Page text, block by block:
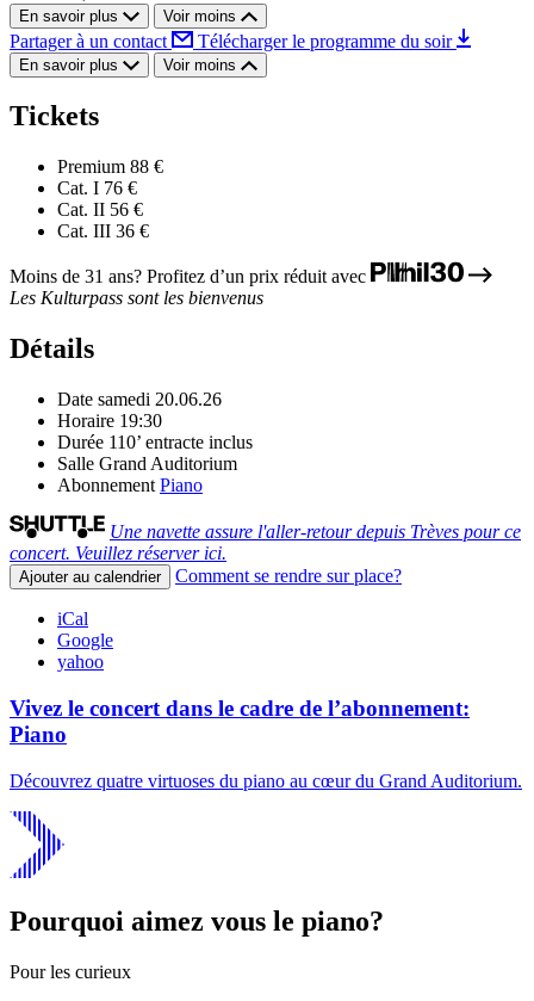
En savoir plus Voir moins
Partager à un contact Télécharger le programme du soir
En savoir plus Voir moins
Tickets
Premium 88 €
Cat. I 76 €
Cat. II 56 €
Cat. III 36 €
Moins de 31 ans? Profitez d’un prix réduit avec
Les Kulturpass sont les bienvenus
Détails
Date samedi 20.06.26
Horaire 19:30
Durée 110’ entracte inclus
Salle Grand Auditorium
Abonnement Piano
Une navette assure l'aller-retour depuis Trèves pour ce
concert. Veuillez réserver ici.
Ajouter au calendrier Comment se rendre sur place?
iCal
Google
yahoo
Vivez le concert dans le cadre de l’abonnement:
Piano
Découvrez quatre virtuoses du piano au cœur du Grand Auditorium.
Pourquoi aimez vous le piano?
Pour les curieux